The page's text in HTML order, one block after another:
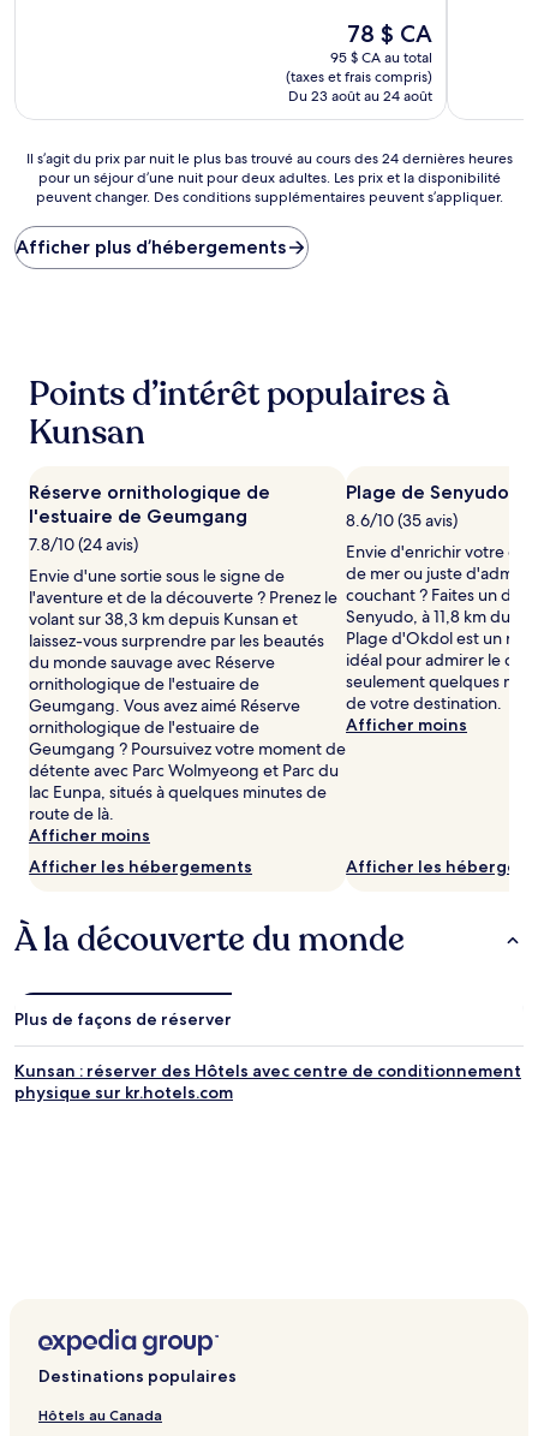
Le
prix
est
de
78 $ CA
78 $ CA
95 $ CA au total
(taxes et frais compris)
Du 23 août au 24 août
s’agit
prix
par
nuit
cours
des 24 dernières
heures
un
séjour
d’une
nuit
pour
deux
adultes.
Les
prix
disponibilité
peuvent
changer.
Des
conditions
supplémentaires
peuvent
s’appliquer.
Il s’agit du prix par nuit le plus bas trouvé au cours des 24 dernières heures
pour un séjour d’une nuit pour deux adultes. Les prix et la disponibilité
peuvent changer. Des conditions supplémentaires peuvent s’appliquer.
Afficher plus d’hébergements
Points d’intérêt populaires à
Kunsan
Réserve ornithologique de
l'estuaire de Geumgang
7.8/10 (24 avis)
Envie d'une sortie sous le signe de
l'aventure et de la découverte ? Prenez le
volant sur 38,3 km depuis Kunsan et
laissez-vous surprendre par les beautés
du monde sauvage avec Réserve
ornithologique de l'estuaire de
Geumgang. Vous avez aimé Réserve
ornithologique de l'estuaire de
Geumgang ? Poursuivez votre moment de
détente avec Parc Wolmyeong et Parc du
lac Eunpa, situés à quelques minutes de
route de là.
Afficher moins
Afficher les hébergements
Plage de Senyudo
8.6/10 (35 avis)
Envie d'enrichir votre
de mer ou juste
couchant ? Faites un
Senyudo, à 11,8 km du
Plage d'Okdol est un
idéal pour admirer le
seulement quelques
de votre destination.
Afficher moins
Afficher les
À la découverte du monde
Plus de façons de réserver
Kunsan : réserver des Hôtels avec centre de conditionnement
physique sur kr.hotels.com
Destinations populaires
Hôtels au Canada